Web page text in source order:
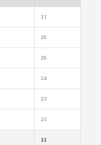
31
29
26
24
23
23
21